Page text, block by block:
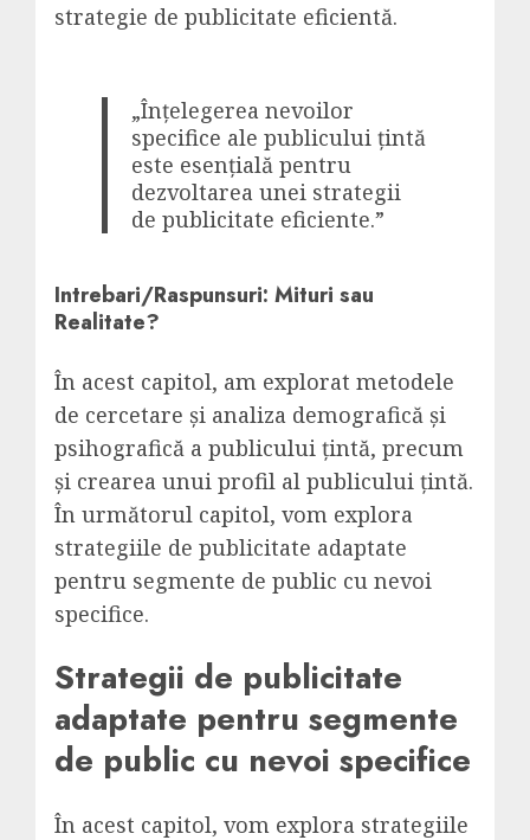
strategie de publicitate eficientă.
„Înțelegerea nevoilor
specifice ale publicului țintă
este esențială pentru
dezvoltarea unei strategii
de publicitate eficiente.”
Intrebari/Raspunsuri: Mituri sau
Realitate?
În acest capitol, am explorat metodele
de cercetare și analiza demografică și
psihografică a publicului țintă, precum
și crearea unui profil al publicului țintă.
În următorul capitol, vom explora
strategiile de publicitate adaptate
pentru segmente de public cu nevoi
specifice.
Strategii de publicitate
adaptate pentru segmente
de public cu nevoi specifice
În acest capitol, vom explora strategiile